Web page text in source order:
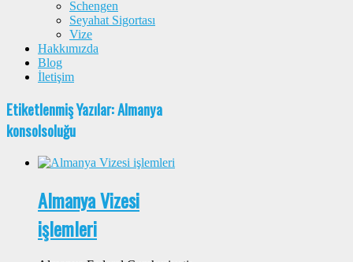
Schengen
Seyahat Sigortası
Vize
Hakkımızda
Blog
İletişim
Etiketlenmiş Yazılar: Almanya
konsolsoluğu
Almanya Vizesi
işlemleri